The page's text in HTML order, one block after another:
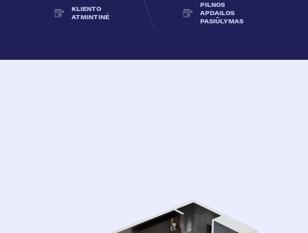
KLIENTO
ATMINTINĖ
PILNOS
APDAILOS
PASIŪLYMAS